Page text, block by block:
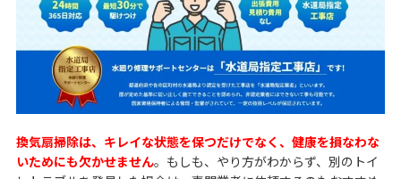
換気扇掃除は、キレイな状態を保つだけでなく、健康を損なわな
いためにも欠かせません。もしも、やり方がわからず、別のトイ